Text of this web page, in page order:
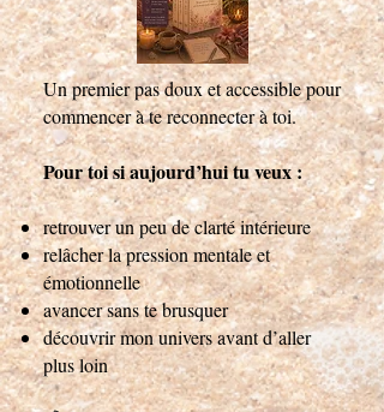
Un premier pas doux et accessible pour
commencer à te reconnecter à toi.
Pour toi si aujourd’hui tu veux :
retrouver un peu de clarté intérieure
relâcher la pression mentale et
émotionnelle
avancer sans te brusquer
découvrir mon univers avant d’aller
plus loin